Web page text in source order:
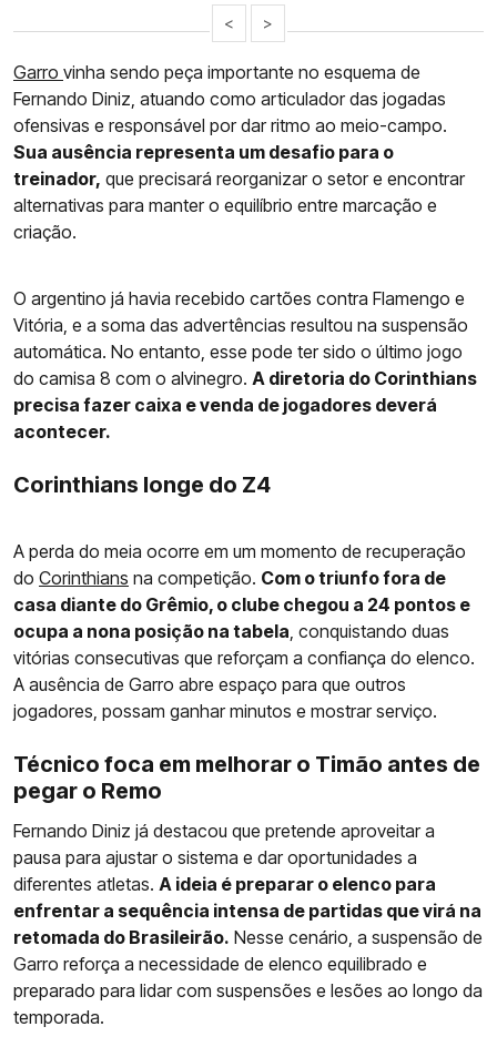
< >
Garro vinha sendo peça importante no esquema de
Fernando Diniz, atuando como articulador das jogadas
ofensivas e responsável por dar ritmo ao meio-campo.
Sua ausência representa um desafio para o
treinador, que precisará reorganizar o setor e encontrar
alternativas para manter o equilíbrio entre marcação e
criação.
O argentino já havia recebido cartões contra Flamengo e
Vitória, e a soma das advertências resultou na suspensão
automática. No entanto, esse pode ter sido o último jogo
do camisa 8 com o alvinegro. A diretoria do Corinthians
precisa fazer caixa e venda de jogadores deverá
acontecer.
Corinthians longe do Z4
A perda do meia ocorre em um momento de recuperação
do Corinthians na competição. Com o triunfo fora de
casa diante do Grêmio, o clube chegou a 24 pontos e
ocupa a nona posição na tabela, conquistando duas
vitórias consecutivas que reforçam a confiança do elenco.
A ausência de Garro abre espaço para que outros
jogadores, possam ganhar minutos e mostrar serviço.
Técnico foca em melhorar o Timão antes de
pegar o Remo
Fernando Diniz já destacou que pretende aproveitar a
pausa para ajustar o sistema e dar oportunidades a
diferentes atletas. A ideia é preparar o elenco para
enfrentar a sequência intensa de partidas que virá na
retomada do Brasileirão. Nesse cenário, a suspensão de
Garro reforça a necessidade de elenco equilibrado e
preparado para lidar com suspensões e lesões ao longo da
temporada.